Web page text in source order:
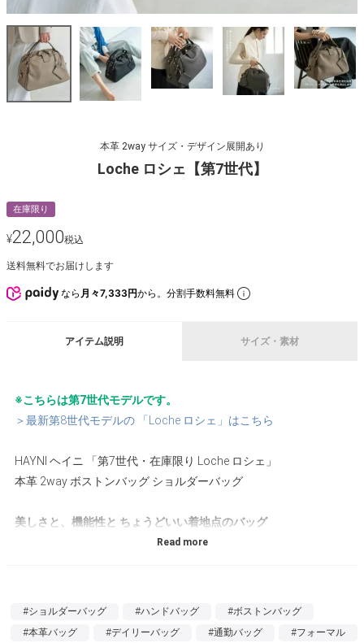
本革 2way サイズ・デザイン展開あり
Loche ロシェ【第7世代】
在庫限り
¥22,000税込
送料無料でお届けします
なら 月々7,333円から。分割手数料無料
アイテム説明 サイズ・素材
※こちらは第7世代モデルです。
＞最新第8世代モデルの 「Loche ロシェ」はこちら
HAYNI ヘイニ 「第7世代・在庫限り Loche ロシェ」
本革 2way ボストンバッグ ショルダーバッグ
美しさと、機能性と ちょうどいい着地点のバッグ
点。見た目の可愛さはもちろん、使い勝手も◎なロングセラーア
イテム。
#ショルダーバッグ #ハンドバッグ
#ボストンバッグ
#本革バッグ
#デイリーバッグ #通勤バッグ
#フォーマル